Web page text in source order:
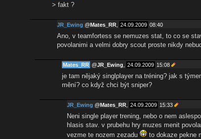
> fakt ?
JR_Ewing @Mates_RR 24.09.2009 08:40
Ano, v teamfortess se nemuzes stat, to co se
povolanimi a velmi dobry scout proste nikdy
Mates_RR @JR_Ewing 24.09.2009 15:08
je tam nějaký singlplayer na tréning? jak s
mění? co když chci být sniper?
JR_Ewing @Mates_RR 24.09.2009 15:33
Neni single player trening, nebo o nem
hlasis stav. v prubehu hry muzes menit
vezme te nozem zezadu
to dokaze pekne